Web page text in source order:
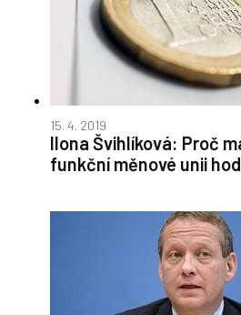
15. 4. 2019
Ilona Švihlíková: Proč
funkční měnové unii